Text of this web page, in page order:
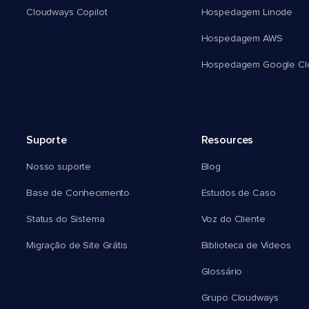
Cloudways Copilot Hospedagem Linode
Hospedagem AWS
Hospedagem Google
Suporte
Nosso suporte
Base de Conhecimento
Status do Sistema
Migração de Site Grátis
Resources
Blog
Estudos de Caso
Voz do Cliente
Biblioteca de Vídeos
Glossário
Grupo Cloudways